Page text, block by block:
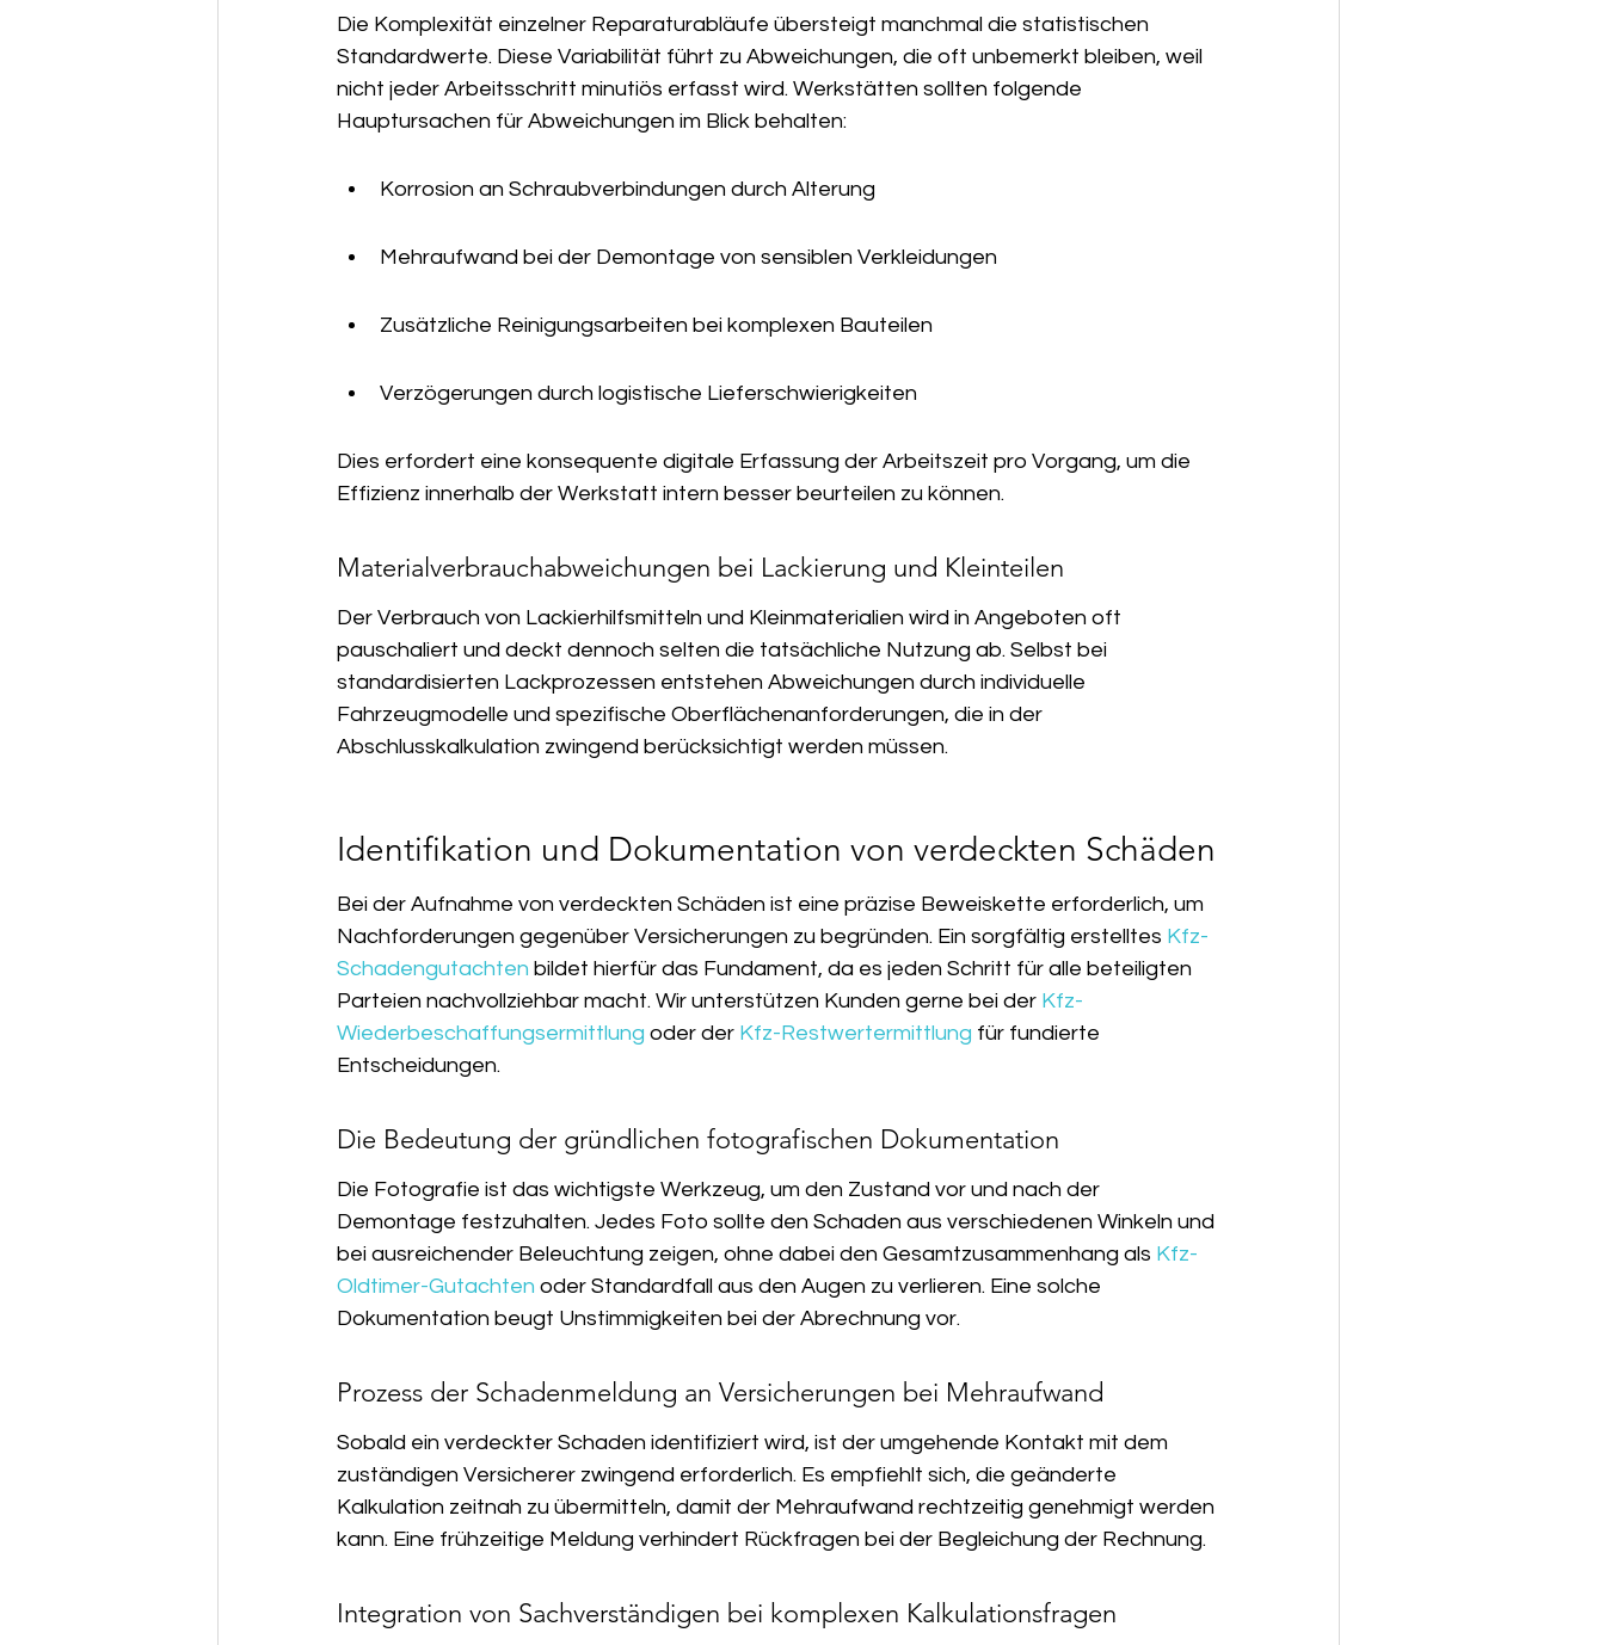
Die Komplexität einzelner Reparaturabläufe übersteigt manchmal die statistischen
Standardwerte. Diese Variabilität führt zu Abweichungen, die oft unbemerkt bleiben, weil
nicht jeder Arbeitsschritt minutiös erfasst wird. Werkstätten sollten folgende
Hauptursachen für Abweichungen im Blick behalten:
Korrosion an Schraubverbindungen durch Alterung
Mehraufwand bei der Demontage von sensiblen Verkleidungen
Zusätzliche Reinigungsarbeiten bei komplexen Bauteilen
Verzögerungen durch logistische Lieferschwierigkeiten
Dies erfordert eine konsequente digitale Erfassung der Arbeitszeit pro Vorgang, um die
Effizienz innerhalb der Werkstatt intern besser beurteilen zu können.
Materialverbrauchabweichungen bei Lackierung und Kleinteilen
Der Verbrauch von Lackierhilfsmitteln und Kleinmaterialien wird in Angeboten oft
pauschaliert und deckt dennoch selten die tatsächliche Nutzung ab. Selbst bei
standardisierten Lackprozessen entstehen Abweichungen durch individuelle
Fahrzeugmodelle und spezifische Oberflächenanforderungen, die in der
Abschlusskalkulation zwingend berücksichtigt werden müssen.
Identifikation und Dokumentation von verdeckten Schäden
Bei der Aufnahme von verdeckten Schäden ist eine präzise Beweiskette erforderlich, um
Nachforderungen gegenüber Versicherungen zu begründen. Ein sorgfältig erstelltes Kfz-
Schadengutachten bildet hierfür das Fundament, da es jeden Schritt für alle beteiligten
Parteien nachvollziehbar macht. Wir unterstützen Kunden gerne bei der Kfz-
Wiederbeschaffungsermittlung oder der Kfz-Restwertermittlung für fundierte
Entscheidungen.
Die Bedeutung der gründlichen fotografischen Dokumentation
Die Fotografie ist das wichtigste Werkzeug, um den Zustand vor und nach der
Demontage festzuhalten. Jedes Foto sollte den Schaden aus verschiedenen Winkeln und
bei ausreichender Beleuchtung zeigen, ohne dabei den Gesamtzusammenhang als Kfz-
Oldtimer-Gutachten oder Standardfall aus den Augen zu verlieren. Eine solche
Dokumentation beugt Unstimmigkeiten bei der Abrechnung vor.
Prozess der Schadenmeldung an Versicherungen bei Mehraufwand
Sobald ein verdeckter Schaden identifiziert wird, ist der umgehende Kontakt mit dem
zuständigen Versicherer zwingend erforderlich. Es empfiehlt sich, die geänderte
Kalkulation zeitnah zu übermitteln, damit der Mehraufwand rechtzeitig genehmigt werden
kann. Eine frühzeitige Meldung verhindert Rückfragen bei der Begleichung der Rechnung.
Integration von Sachverständigen bei komplexen Kalkulationsfragen